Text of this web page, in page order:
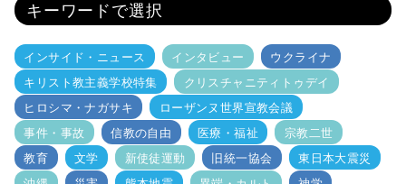
キーワードで選択
インサイド・ニュース インタビュー
ウクライナ
キリスト教主義学校特集
クリスチャニティトゥデイ
ヒロシマ・ナガサキ
ローザンヌ世界宣教会議
事件・事故
信教の自由 医療・福祉
宗教二世
教育
文学 新使徒運動 旧統一協会
東日本大震災